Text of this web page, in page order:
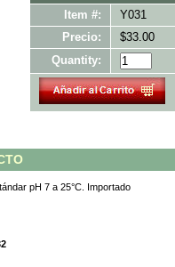
Item #:
Y031
Precio:
$33.00
Quantity:
pH 7 a 25°C. Importado